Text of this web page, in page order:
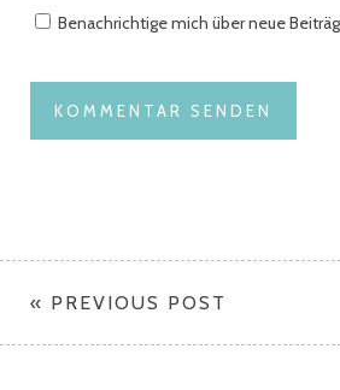
Benachrichtige mich über neue
« PREVIOUS POST